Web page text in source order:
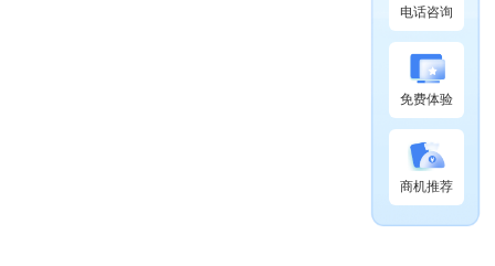
电话咨询
免费体验
商机推荐